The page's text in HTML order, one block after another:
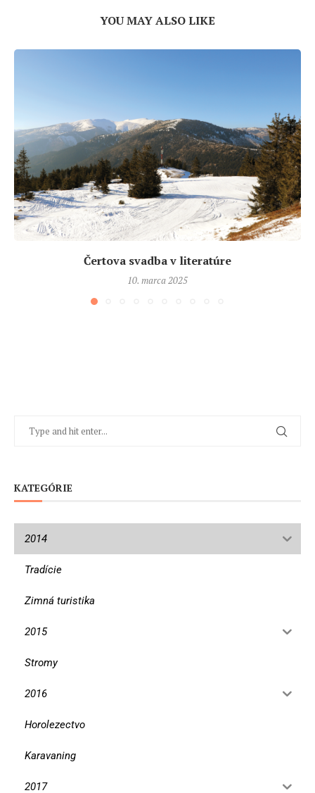
YOU MAY ALSO LIKE
Čertova svadba v literatúre
10. marca 2025
KATEGÓRIE
2014
Tradície
Zimná turistika
2015
Stromy
2016
Horolezectvo
Karavaning
2017